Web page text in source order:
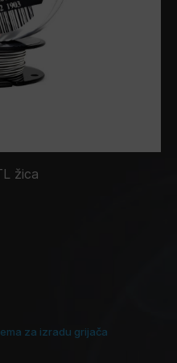
žica
za izradu grijača